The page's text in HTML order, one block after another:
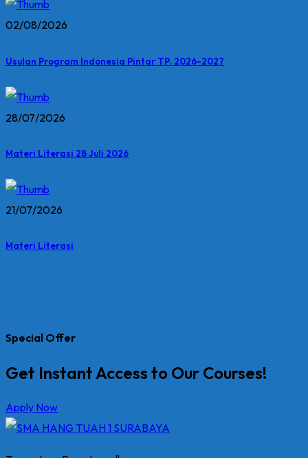
02/08/2026
Usulan Program Indonesia Pintar TP. 2026-2027
28/07/2026
Materi Literasi 28 Juli 2026
21/07/2026
Materi Literasi
Special Offer
Get Instant Access to Our Courses!
Apply Now